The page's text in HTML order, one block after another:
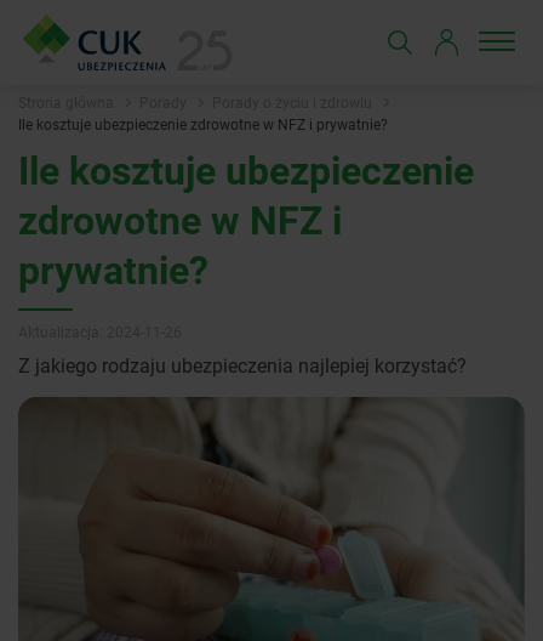
Ile kosztuje ubezpieczenie zdrowotne w NFZ i prywatnie?
Ile kosztuje ubezpieczenie
zdrowotne w NFZ i
prywatnie?
Z jakiego rodzaju ubezpieczenia najlepiej korzystać?